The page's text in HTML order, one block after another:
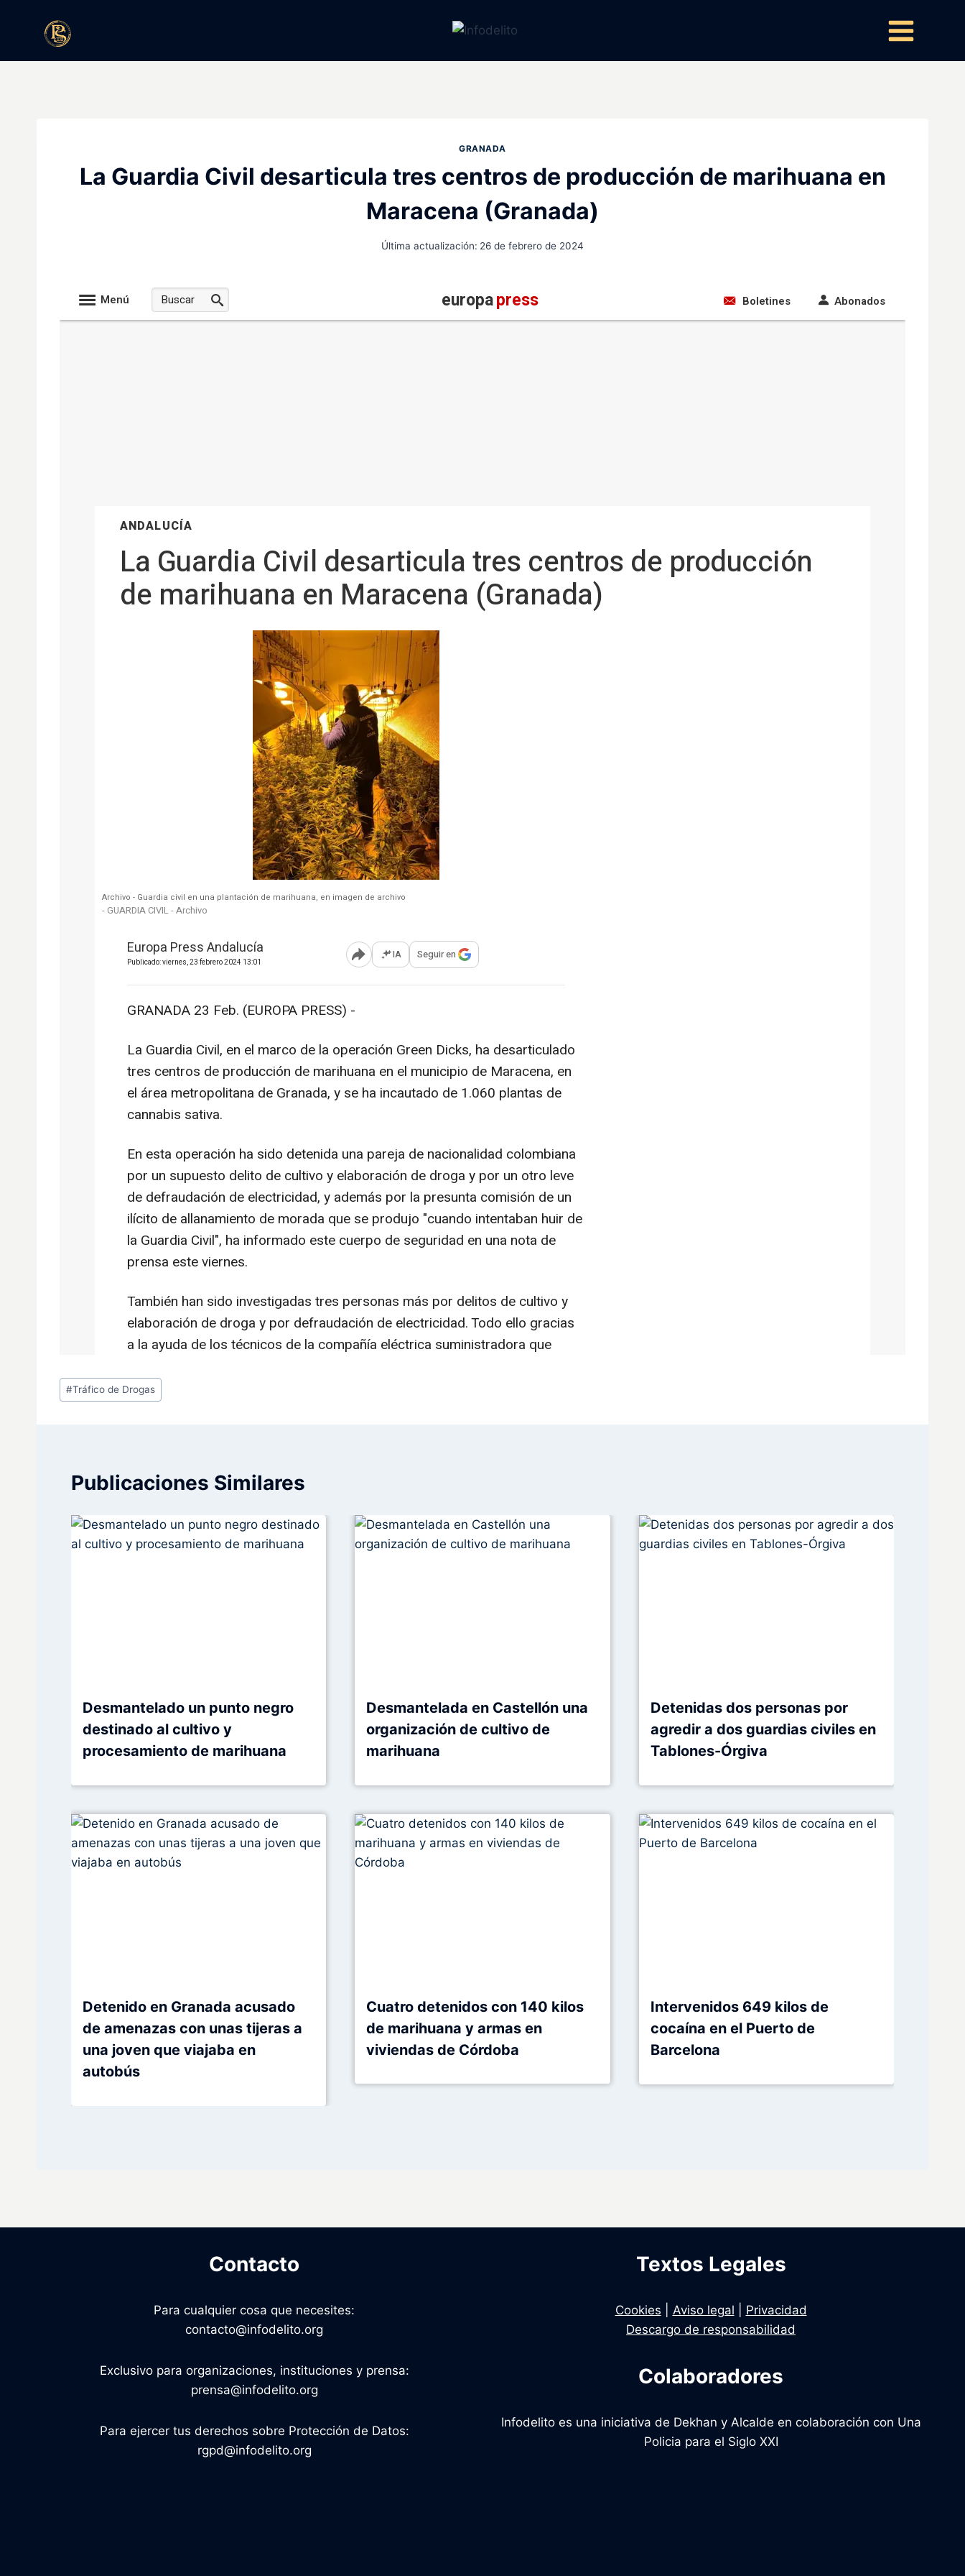
contenido
GRANADA
La Guardia Civil desarticula tres centros de producción de marihuana en
Maracena (Granada)
Última actualización: 26 de febrero de 2024
Etiquetas
de
#Tráfico de Drogas
Publicaciones Similares
Desmantelado un punto negro
destinado al cultivo y
procesamiento de marihuana
Desmantelada en Castellón una
organización de cultivo de
marihuana
Detenidas dos personas por
agredir a dos guardias civiles en
Tablones-Órgiva
Detenido en Granada acusado
de amenazas con unas tijeras a
una joven que viajaba en
autobús
Cuatro detenidos con 140 kilos
de marihuana y armas en
viviendas de Córdoba
Intervenidos 649 kilos de
cocaína en el Puerto de
Barcelona
Contacto
Para cualquier cosa que necesites:
contacto@infodelito.org
Exclusivo para organizaciones, instituciones y prensa:
prensa@infodelito.org
Para ejercer tus derechos sobre Protección de Datos:
rgpd@infodelito.org
Textos Legales
Cookies Aviso legal
Privacidad
Descargo de responsabilidad
Colaboradores
Infodelito es una iniciativa de Dekhan y Alcalde en colaboración con Una
Policia para el Siglo XXI